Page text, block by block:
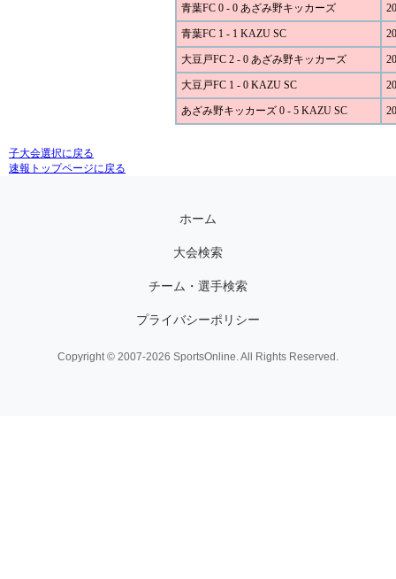
青葉FC 0 - 0 あざみ野キッカーズ
青葉FC 1 - 1 KAZU SC
大豆戸FC 2 - 0 あざみ野キッカーズ
大豆戸FC 1 - 0 KAZU SC
あざみ野キッカーズ 0 - 5 KAZU SC
子大会選択に戻る
速報トップページに戻る
ホーム
大会検索
チーム・選手検索
プライバシーポリシー
Copyright © 2007-2026 SportsOnline. All Rights Reserved.